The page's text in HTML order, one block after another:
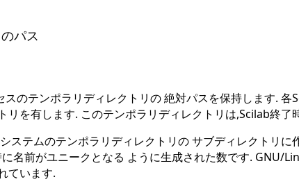
パス
スのテンポラリディレクトリの 絶対パスを保持します. 各
リを有します. このテンポラリディレクトリは,Scilab終了
ステムのテンポラリディレクトリの サブディレクトリ
名前がユニークとなる ように生成された数です. GNU/
ています.